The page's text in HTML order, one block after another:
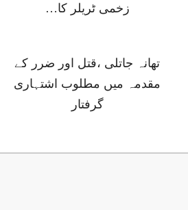
زخمی ٹریلر کا…
تھانہ جاتلی ،قتل اور ضرر کے
مقدمہ میں مطلوب اشتہاری
گرفتار